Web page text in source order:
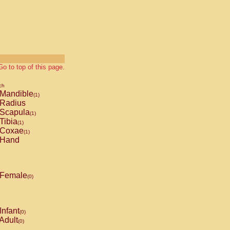
to top of this page.
Mandible(1)
Radius
Scapula(1)
Tibia(1)
Coxae(1)
Hand
Female(0)
Infant(0)
(0)